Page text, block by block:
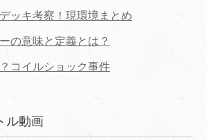
ッキ考察！現環境まとめ
の意味と定義とは？
コイルショック事件
ル動画